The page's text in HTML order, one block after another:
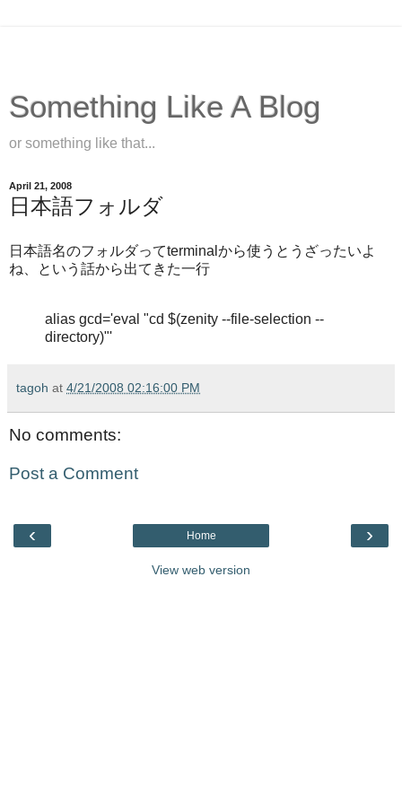
Something Like A Blog
or something like that...
April 21, 2008
日本語フォルダ
日本語名のフォルダってterminalから使うとうざったいよ
ね、という話から出てきた一行
alias gcd='eval "cd $(zenity --file-selection --
directory)"'
tagoh at 4/21/2008 02:16:00 PM
No comments:
Post a Comment
‹ ›
Home
View web version